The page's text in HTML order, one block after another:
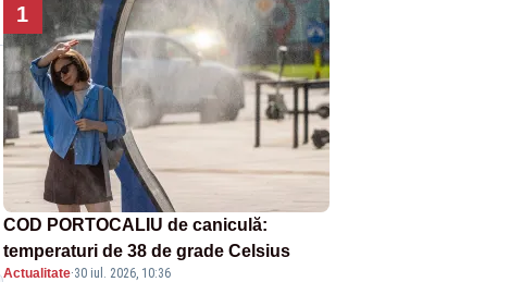
1
COD PORTOCALIU de caniculă:
temperaturi de 38 de grade Celsius
Actualitate·30 iul. 2026, 10:36